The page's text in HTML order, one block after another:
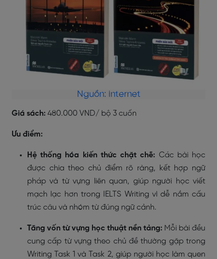
Nguồn: internet
Giá sách: 480.000 VND/ bộ 3 cuốn
Ưu điểm:
Hệ thống hóa kiến thức chặt chẽ: Các bài học
được chia theo chủ điểm rõ ràng, kết hợp ngữ
pháp và từ vựng liên quan, giúp người học viết
mạch lạc hơn trong IELTS Writing vì dễ nắm cấu
trúc câu và nhóm từ đúng ngữ cảnh.
Tăng vốn từ vựng học thuật nền tảng: Mỗi bài đều
cung cấp từ vựng theo chủ đề thường gặp trong
Writing Task 1 và Task 2, giúp người học làm quen